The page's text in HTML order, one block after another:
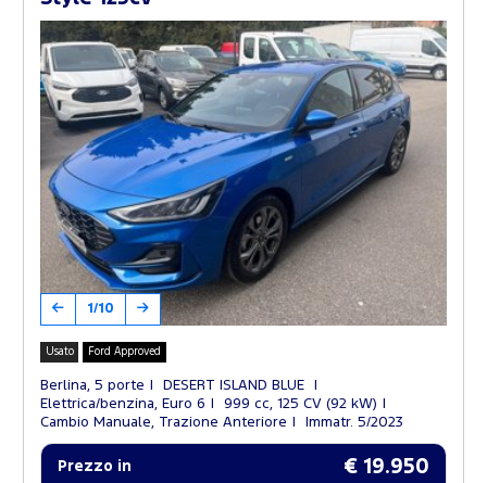
1/10
Usato Ford Approved
Berlina, 5 porte
DESERT ISLAND BLUE
Elettrica/benzina, Euro 6
999 cc, 125 CV (92 kW)
Cambio Manuale, Trazione Anteriore
Immatr. 5/2023
Prezzo in
€ 19.950